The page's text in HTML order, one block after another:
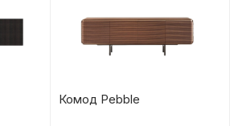
Комод Pebble